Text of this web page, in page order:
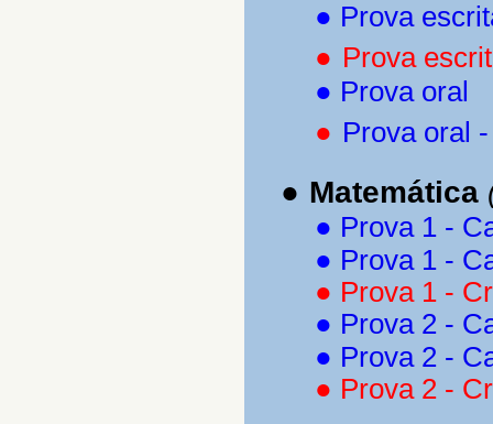
● Prova
● Prova
● Prova oral
● Prova oral
● Matemática
● Prova 1 -
● Prova 1 -
● Prova 1 -
● Prova 2 -
● Prova 2 -
● Prova 2 -